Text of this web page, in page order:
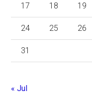
17 18 19
24 25 26
31
« Jul